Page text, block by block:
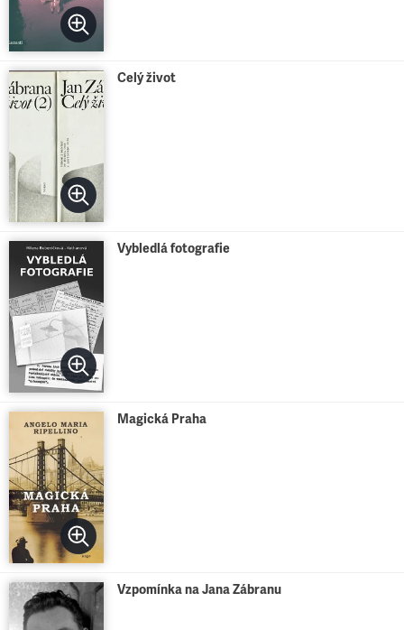
Celý život
Vybledlá fotografie
Magická Praha
Vzpomínka na Jana Zábranu